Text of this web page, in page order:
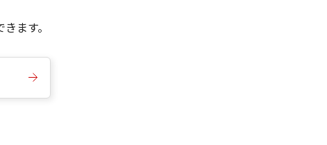
ます。